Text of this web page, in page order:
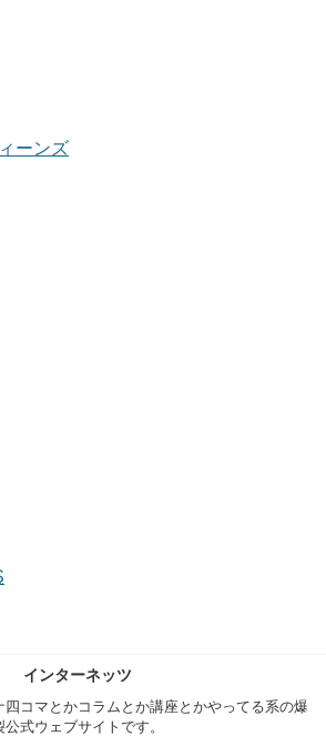
ーンズ
インターネッツ
コマとかコラムとか講座とかやってる系の爆
公式ウェブサイトです。